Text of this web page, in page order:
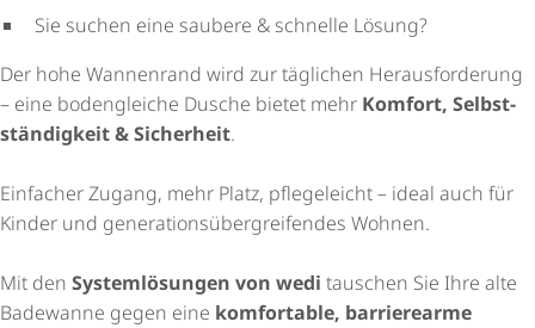
Sie suchen eine saubere & schnelle Lösung?
Der hohe Wannenrand wird zur täglichen Heraus­for­de­rung
– eine bodengleiche Dusche bietet mehr Komfort, Selbst­
stän­dig­keit & Sicherheit.
Einfacher Zugang, mehr Platz, pflegeleicht – ideal auch für
Kinder und gene­ra­ti­ons­über­grei­fendes Wohnen.
Mit den Systemlösungen von wedi tauschen Sie Ihre alte
Badewanne gegen eine komfortable, barrierearme